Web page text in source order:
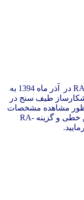
طراحی و ساخت دوربین خطی RA-LSC-0526 در آذر ماه 1394 به
آشکارساز طیف سنج در
مشاهده مشخصات
فنی این دوربین لطفا به بخش دوربین اسکن خطی و گزینه RA-